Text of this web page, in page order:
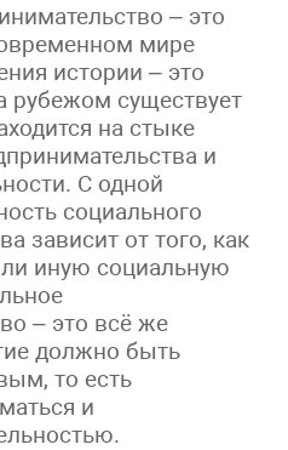
– это
мире
истории – это
рубежом существует
на стыке
и
С одной
социального
зависит от того, как
иную социальную
– это всё же
должно быть
то есть
и